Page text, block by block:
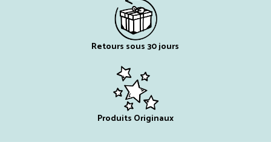
Retours sous 30 jours
Produits Originaux